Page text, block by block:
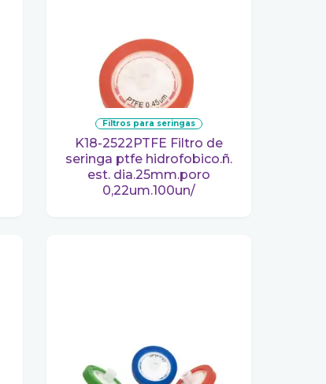
filtros para seringas
K18-2522PTFE Filtro de
seringa ptfe hidrofobico.ñ.
est. dia.25mm.poro
0,22um.100un/